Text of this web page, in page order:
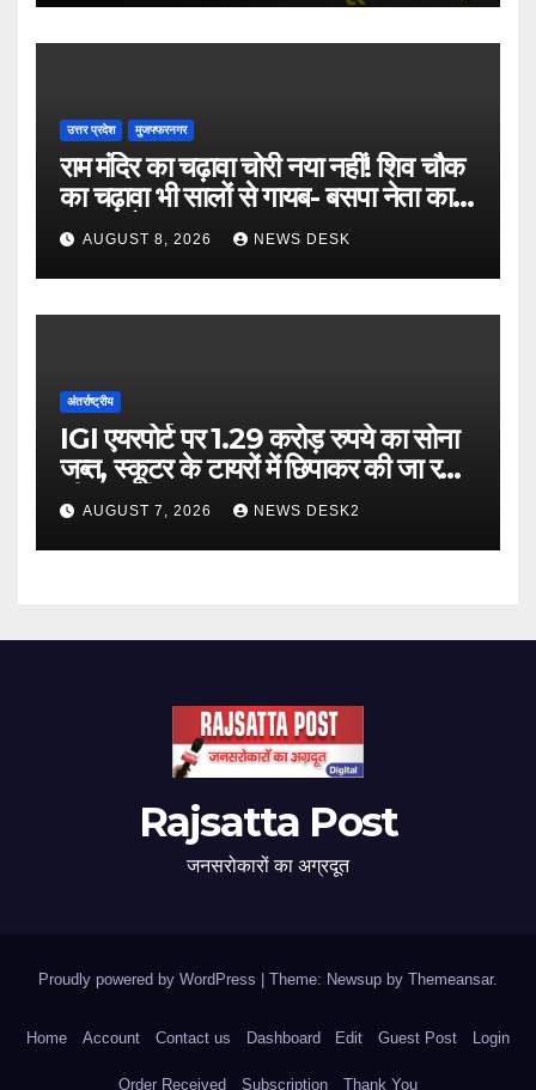
उत्तर प्रदेश मुजफ्फरनगर
राम मंदिर का चढ़ावा चोरी नया नहीं! शिव चौक
का चढ़ावा भी सालों से गायब- बसपा नेता का
बड़ा आरोप
AUGUST 8, 2026 NEWS DESK
अंतर्राष्ट्रीय
IGI एयरपोर्ट पर 1.29 करोड़ रुपये का सोना
जब्त, स्कूटर के टायरों में छिपाकर की जा रही
थी तस्करी
AUGUST 7, 2026 NEWS DESK2
Rajsatta Post
जनसरोकारों का अग्रदूत
Proudly powered by WordPress Theme: Newsup by Themeansar.
Home Account Contact us Dashboard Edit Guest Post Login
Order Received Subscription Thank You